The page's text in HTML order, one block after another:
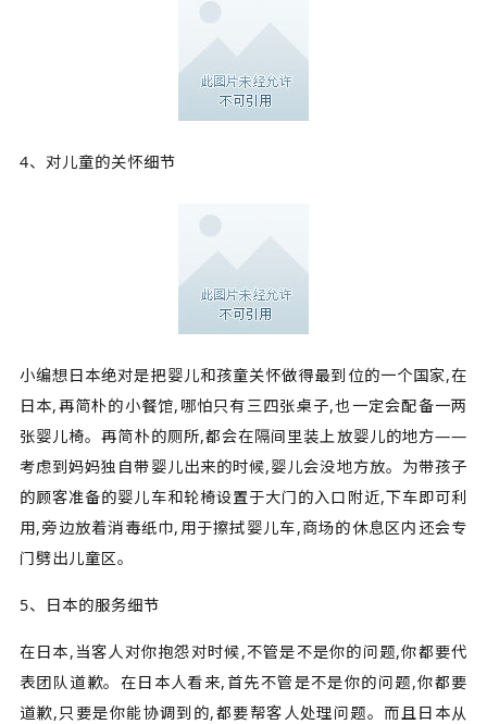
4、对儿童的关怀细节
小编想日本绝对是把婴儿和孩童关怀做得最到位的一个国家,在
日本,再简朴的小餐馆,哪怕只有三四张桌子,也一定会配备一两
张婴儿椅。再简朴的厕所,都会在隔间里装上放婴儿的地方——
考虑到妈妈独自带婴儿出来的时候,婴儿会没地方放。为带孩子
的顾客准备的婴儿车和轮椅设置于大门的入口附近,下车即可利
用,旁边放着消毒纸巾,用于擦拭婴儿车,商场的休息区内还会专
门劈出儿童区。
5、日本的服务细节
在日本,当客人对你抱怨对时候,不管是不是你的问题,你都要代
表团队道歉。在日本人看来,首先不管是不是你的问题,你都要
道歉,只要是你能协调到的,都要帮客人处理问题。而且日本从